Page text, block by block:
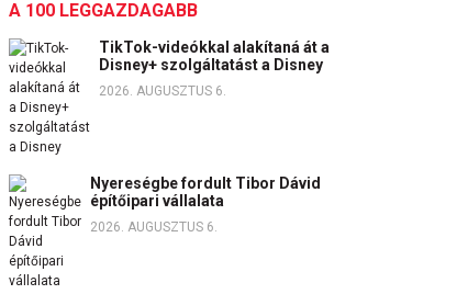
A 100 LEGGAZDAGABB
TikTok-videókkal alakítaná át a
Disney+ szolgáltatást a Disney
2026. AUGUSZTUS 6.
Nyereségbe fordult Tibor Dávid
építőipari vállalata
2026. AUGUSZTUS 6.